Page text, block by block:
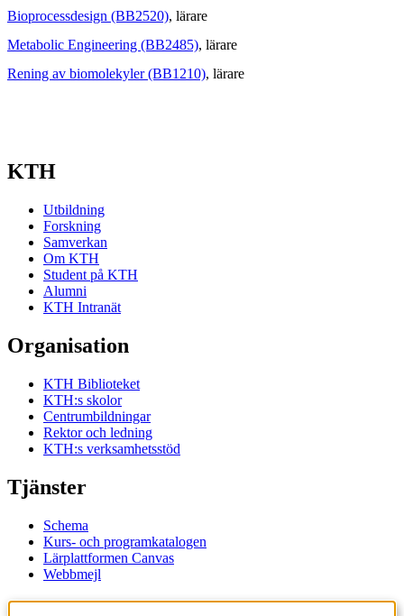
Bioprocessdesign (BB2520), lärare
Metabolic Engineering (BB2485), lärare
Rening av biomolekyler (BB1210), lärare
KTH
Utbildning
Forskning
Samverkan
Om KTH
Student på KTH
Alumni
KTH Intranät
Organisation
KTH Biblioteket
KTH:s skolor
Centrumbildningar
Rektor och ledning
KTH:s verksamhetsstöd
Tjänster
Schema
Kurs- och programkatalogen
Lärplattformen Canvas
Webbmejl